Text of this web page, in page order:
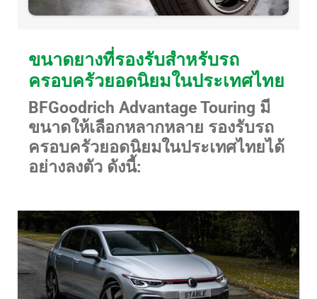
ขนาดยางที่รองรับสำหรับรถ
ครอบครัวยอดนิยมในประเทศไทย
BFGoodrich Advantage Touring มี
ขนาดให้เลือกหลากหลาย รองรับรถ
ครอบครัวยอดนิยมในประเทศไทยได้
อย่างลงตัว ดังนี้: